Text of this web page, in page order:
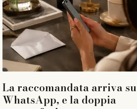
La raccomandata arriva su
WhatsApp, e la doppia